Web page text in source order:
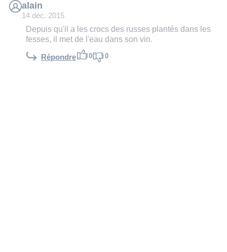
alain
14 déc. 2015
Depuis qu'il a les crocs des russes plantés dans les
fesses, il met de l'eau dans son vin.
Répondre 0 0